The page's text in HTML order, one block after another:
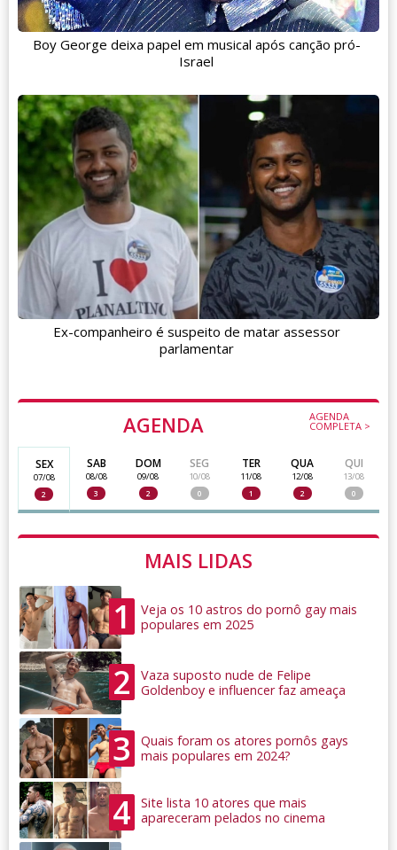
AGENDA AGENDA
COMPLETA >
SEX
07/08
2
SAB
08/08
3
DOM
09/08
2
SEG
10/08
0
TER
11/08
1
QUA
12/08
2
QUI
13/08
0
MAIS LIDAS
1
Veja os 10 astros do pornô gay mais
populares em 2025
2
Vaza suposto nude de Felipe
Goldenboy e influencer faz ameaça
3
Quais foram os atores pornôs gays
mais populares em 2024?
4
Site lista 10 atores que mais
apareceram pelados no cinema
Boy George deixa papel em musical após canção pró-
Israel
Ex-companheiro é suspeito de matar assessor
parlamentar